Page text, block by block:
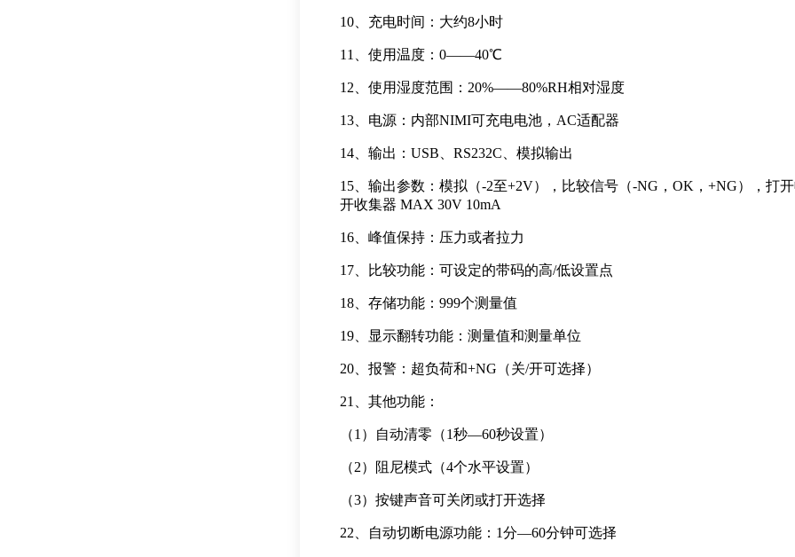
10、充电时间：大约8小时
11、使用温度：0——40℃
12、使用湿度范围：20%——80%RH相对湿度
13、电源：内部NIMI可充电电池，AC适配器
14、输出：USB、RS232C、模拟输出
15、输出参数：模拟（-2至+2V），比较信号（-NG，OK，+NG），
开收集器 MAX 30V 10mA
16、峰值保持：压力或者拉力
17、比较功能：可设定的带码的高/低设置点
18、存储功能：999个测量值
19、显示翻转功能：测量值和测量单位
20、报警：超负荷和+NG（关/开可选择）
21、其他功能：
（1）自动清零（1秒—60秒设置）
（2）阻尼模式（4个水平设置）
（3）按键声音可关闭或打开选择
22、自动切断电源功能：1分—60分钟可选择